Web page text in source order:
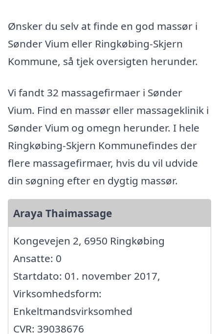
Ønsker du selv at finde en god massør i
Sønder Vium eller Ringkøbing-Skjern
Kommune, så tjek oversigten herunder.
Vi fandt 32 massagefirmaer i Sønder
Vium. Find en massør eller massageklinik i
Sønder Vium og omegn herunder. I hele
Ringkøbing-Skjern Kommunefindes der
flere massagefirmaer, hvis du vil udvide
din søgning efter en dygtig massør.
Araya Thaimassage
Kongevejen 2, 6950 Ringkøbing
Ansatte: 0
Startdato: 01. november 2017,
Virksomhedsform:
Enkeltmandsvirksomhed
CVR: 39038676